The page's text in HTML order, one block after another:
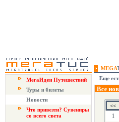
MEGA
МегаИдеи Путешествий
Туры и билеты
Новости
Что привезти? Сувениры
со всего света
Еще
Все
1